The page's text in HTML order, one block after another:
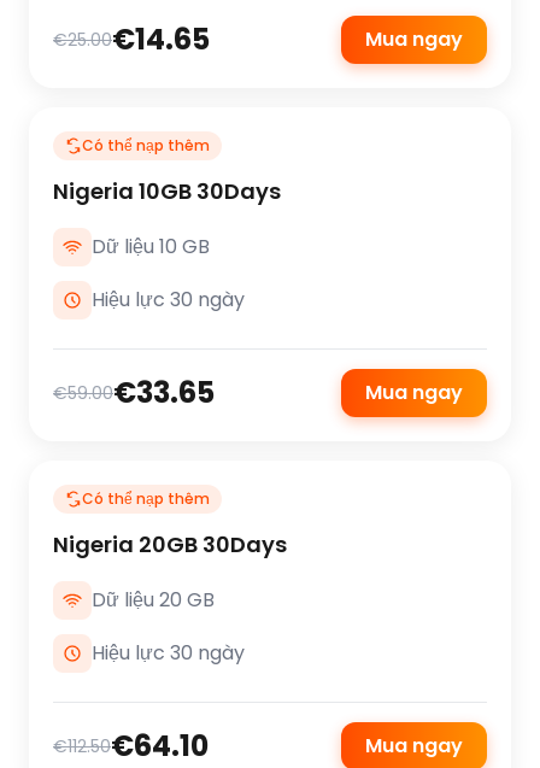
€25.00€14.65 Mua ngay
Có thể nạp thêm
Nigeria 10GB 30Days
Dữ liệu 10 GB
Hiệu lực 30 ngày
€59.00€33.65 Mua ngay
Có thể nạp thêm
Nigeria 20GB 30Days
Dữ liệu 20 GB
Hiệu lực 30 ngày
€112.50€64.10 Mua ngay